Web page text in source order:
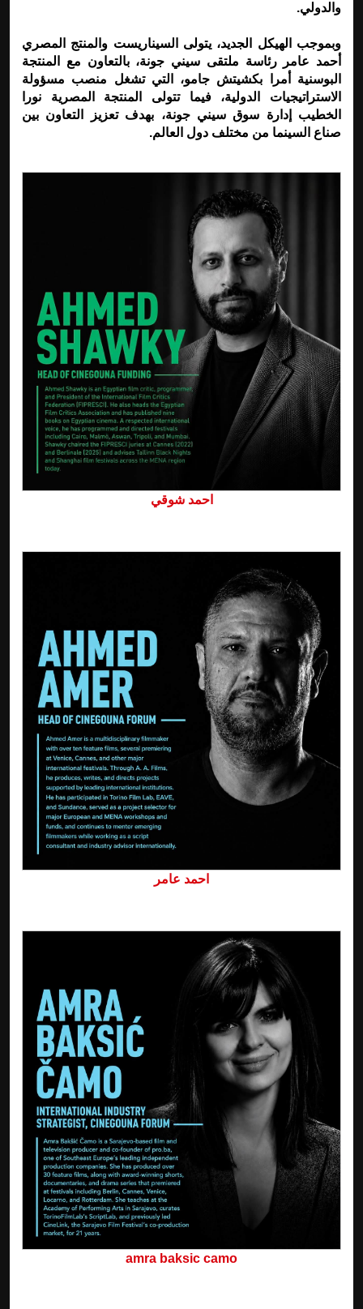
والدولي.
وبموجب الهيكل الجديد، يتولى السيناريست والمنتج المصري
أحمد عامر رئاسة ملتقى سيني جونة، بالتعاون مع المنتجة
البوسنية أمرا بكشيتش جامو، التي تشغل منصب مسؤولة
الاستراتيجيات الدولية، فيما تتولى المنتجة المصرية نورا
الخطيب إدارة سوق سيني جونة، بهدف تعزيز التعاون بين
صناع السينما من مختلف دول العالم.
احمد شوقي
احمد عامر
amra baksic camo